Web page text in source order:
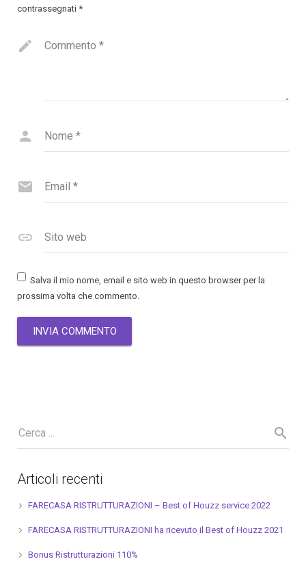
contrassegnati *
Commento *
Nome *
Email *
Sito web
Salva il mio nome, email e sito web in questo browser per la
prossima volta che commento.
Articoli recenti
FARECASA RISTRUTTURAZIONI – Best of Houzz service 2022
FARECASA RISTRUTTURAZIONI ha ricevuto il Best of Houzz 2021
Bonus Ristrutturazioni 110%